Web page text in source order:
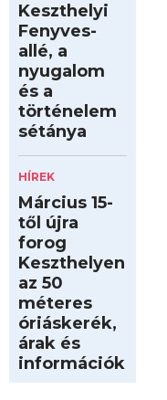
Keszthelyi
Fenyves-
allé, a
nyugalom
és a
történelem
sétánya
HÍREK
Március 15-
től újra
forog
Keszthelyen
az 50
méteres
óriáskerék,
árak és
információk